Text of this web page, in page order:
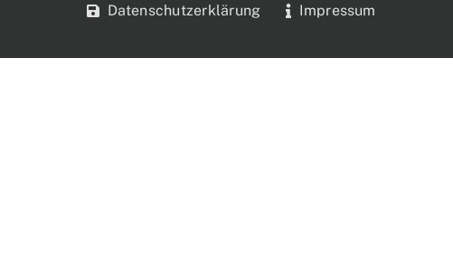
Datenschutzerklärung Impressum